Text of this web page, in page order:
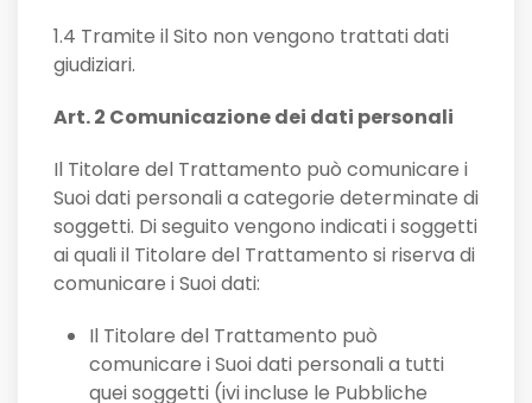
1.4 Tramite il Sito non vengono trattati dati
giudiziari.
Art. 2 Comunicazione dei dati personali
Il Titolare del Trattamento può comunicare i
Suoi dati personali a categorie determinate di
soggetti. Di seguito vengono indicati i soggetti
ai quali il Titolare del Trattamento si riserva di
comunicare i Suoi dati:
Il Titolare del Trattamento può
comunicare i Suoi dati personali a tutti
quei soggetti (ivi incluse le Pubbliche